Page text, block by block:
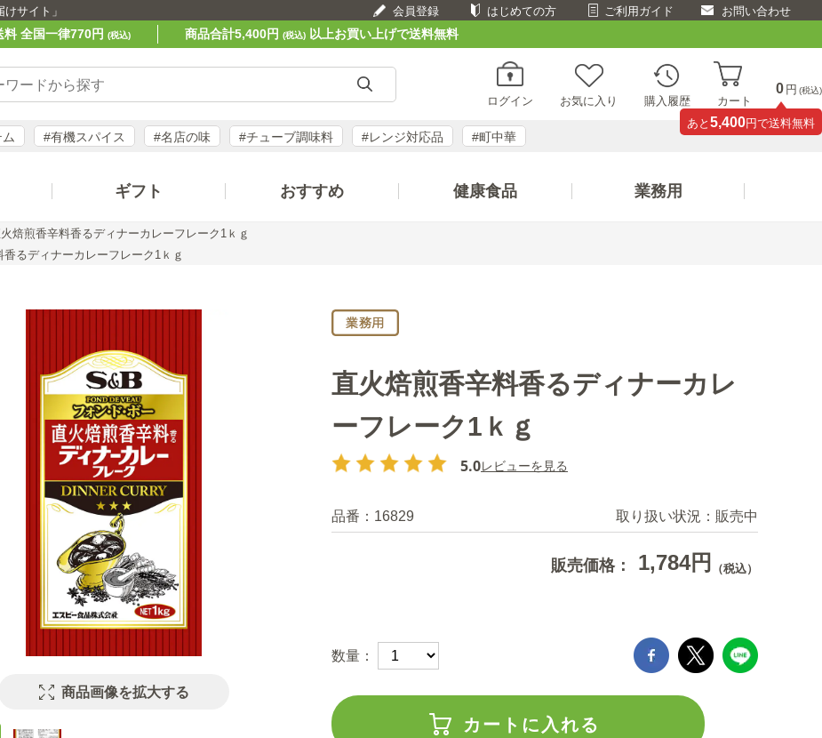
サイト」 会員登録 はじめての方 ご利用ガイド お問い合わせ
料 全国一律770円 (税込) 商品合計5,400円 (税込)以上お買い上げで送料無料
ログイン お気に入り 購入履歴 カート
0 円 (税込)
あと 5,400円で送料無料
#有機スパイス #名店の味 #チューブ調味料 #レンジ対応品 #町中華
ギフト おすすめ 健康食品 業務用
焙煎香辛料香るディナーカレーフレーク1ｋｇ
るディナーカレーフレーク1ｋｇ
商品画像を拡大する
直火焙煎香辛料香るディナーカレ
ーフレーク1ｋｇ
5.0レビューを見る
品番： 16829 取り扱い状況： 販売中
販売価格： 1,784円 （税込）
数量：
カートに入れる